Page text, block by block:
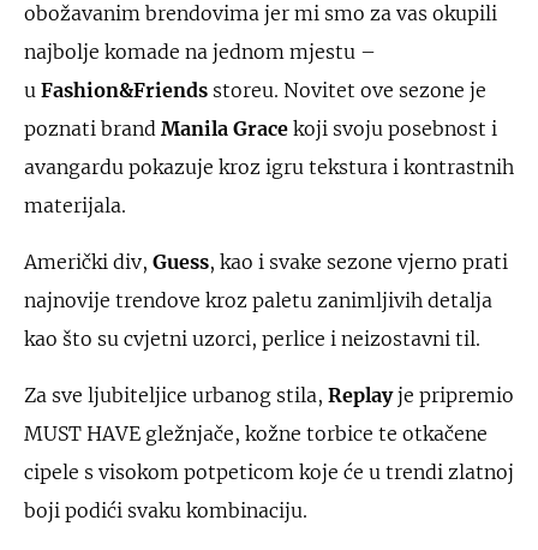
obožavanim brendovima jer mi smo za vas okupili
najbolje komade na jednom mjestu –
u Fashion&Friends storeu. Novitet ove sezone je
poznati brand Manila Grace koji svoju posebnost i
avangardu pokazuje kroz igru tekstura i kontrastnih
materijala.
Američki div, Guess, kao i svake sezone vjerno prati
najnovije trendove kroz paletu zanimljivih detalja
kao što su cvjetni uzorci, perlice i neizostavni til.
Za sve ljubiteljice urbanog stila, Replayje pripremio
MUST HAVE gležnjače, kožne torbice te otkačene
cipele s visokom potpeticom koje će u trendi zlatnoj
boji podići svaku kombinaciju.